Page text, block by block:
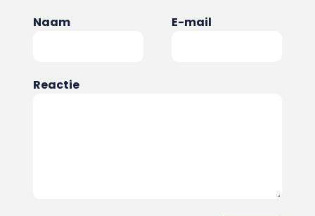
Naam E-mail
Reactie